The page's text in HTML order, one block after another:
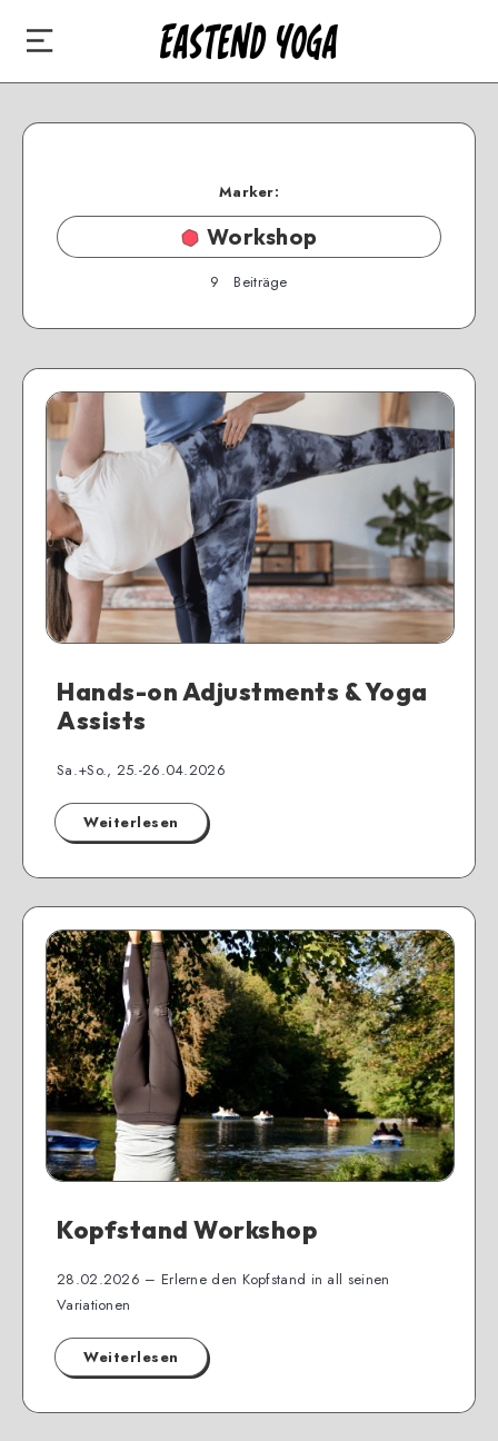
Marker:
Workshop
9 Beiträge
Hands-on Adjustments & Yoga
Assists
Sa.+So., 25.-26.04.2026
Weiterlesen
Kopfstand Workshop
28.02.2026 – Erlerne den Kopfstand in all seinen
Variationen
Weiterlesen